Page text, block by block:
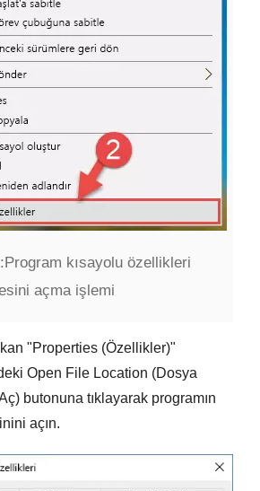
Program kısayolu özellikleri
açma işlemi
"Properties (Özellikler)"
Open File Location (Dosya
butonuna tıklayarak programın
açın.